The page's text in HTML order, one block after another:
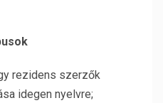
rezidens szerzők
idegen nyelvre;